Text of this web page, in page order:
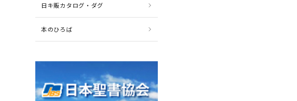
日キ販カタログ・ダグ
本のひろば